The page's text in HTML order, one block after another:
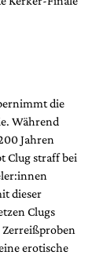
die
Während
Jahren
Clug straff bei
dieser
Clugs
erotische